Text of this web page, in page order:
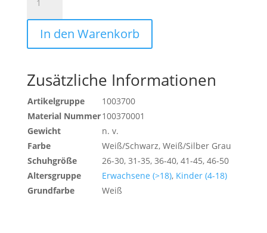
SOCKS
CLEAN
SHEET
Menge
In den Warenkorb
Zusätzliche Informationen
Artikelgruppe
1003700
Material Nummer100370001
Gewicht
n. v.
Farbe
Weiß/Schwarz, Weiß/Silber Grau
Schuhgröße
26-30, 31-35, 36-40, 41-45, 46-50
Altersgruppe
Erwachsene (>18), Kinder (4-18)
Grundfarbe
Weiß